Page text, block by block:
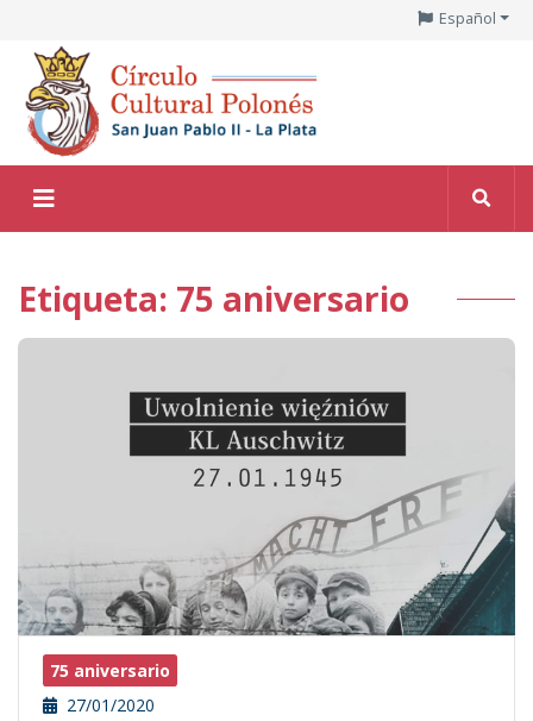
Español
Etiqueta: 75 aniversario
75 aniversario
27/01/2020